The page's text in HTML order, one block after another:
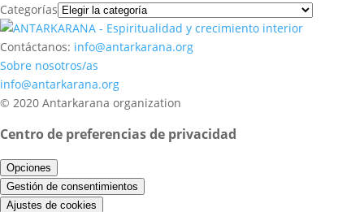
Categorías
Contáctanos: info@antarkarana.org
Sobre nosotros/as
info@antarkarana.org
© 2020 Antarkarana organization
Centro de preferencias de privacidad
Opciones
Gestión de consentimientos
Ajustes de cookies